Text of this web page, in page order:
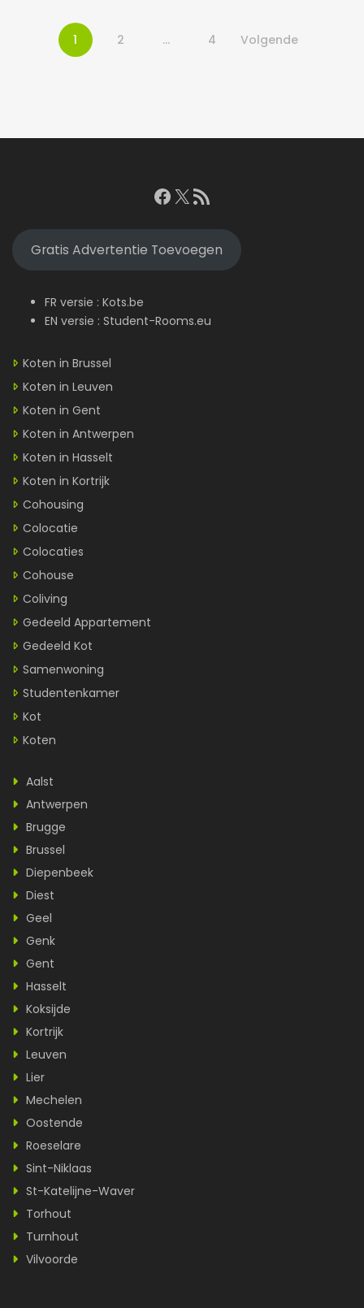
1 2 … 4 Volgende
Facebook
X RSS feed
Gratis Advertentie Toevoegen
FR versie : Kots.be
EN versie : Student-Rooms.eu
Koten in Brussel
Koten in Leuven
Koten in Gent
Koten in Antwerpen
Koten in Hasselt
Koten in Kortrijk
Cohousing
Colocatie
Colocaties
Cohouse
Coliving
Gedeeld Appartement
Gedeeld Kot
Samenwoning
Studentenkamer
Kot
Koten
Aalst
Antwerpen
Brugge
Brussel
Diepenbeek
Diest
Geel
Genk
Gent
Hasselt
Koksijde
Kortrijk
Leuven
Lier
Mechelen
Oostende
Roeselare
Sint-Niklaas
St-Katelijne-Waver
Torhout
Turnhout
Vilvoorde